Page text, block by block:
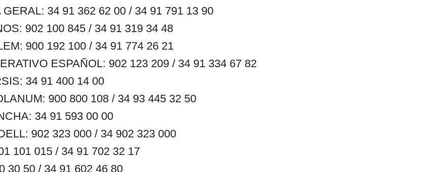
34 91 362 62 00 / 34 91 791 13 90
902 100 845 / 34 91 319 34 48
900 192 100 / 34 91 774 26 21
ESPAÑOL: 902 123 209 / 34 91 334 67 82
34 91 400 14 00
900 800 108 / 34 93 445 32 50
34 91 593 00 00
902 323 000 / 34 902 323 000
101 015 / 34 91 702 32 17
30 50 / 34 91 602 46 80